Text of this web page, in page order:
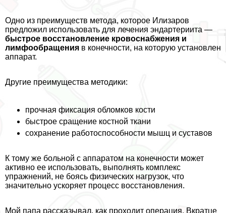
Одно из преимуществ метода, которое Илизаров
предложил использовать для лечения эндартериита —
быстрое восстановление кровоснабжения и
лимфообращения в конечности, на которую установлен
аппарат.
Другие преимущества методики:
прочная фиксация обломков кости
быстрое сращение костной ткани
сохранение работоспособности мышц и суставов
К тому же больной с аппаратом на конечности может
активно ее использовать, выполнять комплекс
упражнений, не боясь физических нагрузок, что
значительно ускоряет процесс восстановления.
Мой папа рассказывал, как проходит операция. Вкратце